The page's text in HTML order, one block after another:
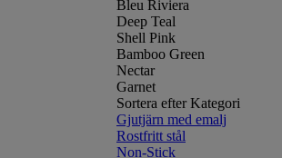
Bleu Riviera
Deep Teal
Shell Pink
Bamboo Green
Nectar
Garnet
Sortera efter Kategori
Gjutjärn med emalj
Rostfritt stål
Non-Stick